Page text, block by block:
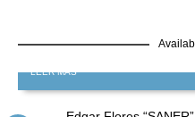
LEER MÁS